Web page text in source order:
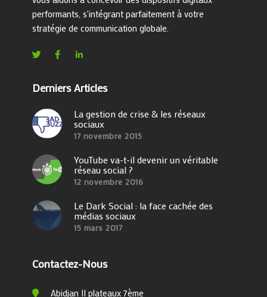
performants, s'intégrant parfaitement à votre
stratégie de communication globale.
Derniers Articles
La gestion de crise & les réseaux
sociaux
17 novembre 2015
YouTube va-t-il devenir un véritable
réseau social ?
12 novembre 2016
Le Dark Social : la face cachée des
médias sociaux
15 mars 2017
Contactez-Nous
Abidjan II plateaux 7ème